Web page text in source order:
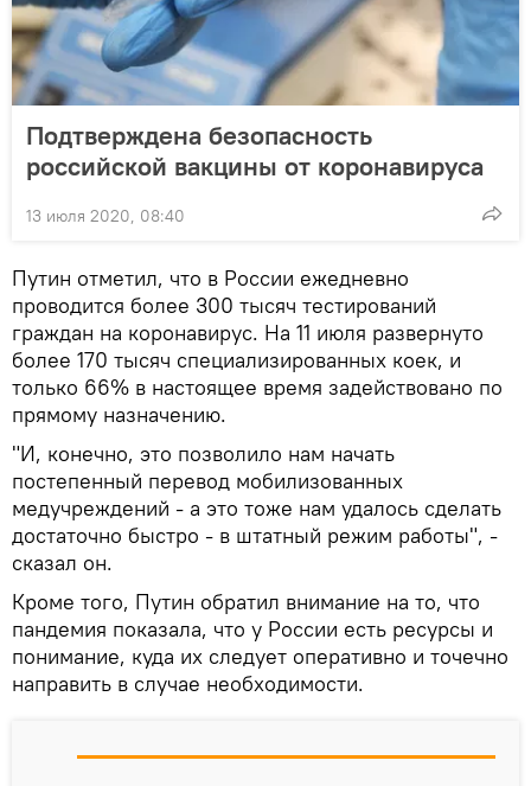
Подтверждена безопасность
российской вакцины от коронавируса
13 июля 2020, 08:40
Путин отметил, что в России ежедневно
проводится более 300 тысяч тестирований
граждан на коронавирус. На 11 июля развернуто
более 170 тысяч специализированных коек, и
только 66% в настоящее время задействовано по
прямому назначению.
"И, конечно, это позволило нам начать
постепенный перевод мобилизованных
медучреждений - а это тоже нам удалось сделать
достаточно быстро - в штатный режим работы", -
сказал он.
Кроме того, Путин обратил внимание на то, что
пандемия показала, что у России есть ресурсы и
понимание, куда их следует оперативно и точечно
направить в случае необходимости.